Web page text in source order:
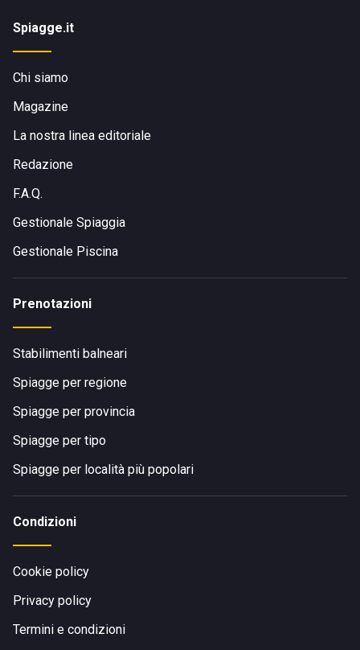
Spiagge.it
Chi siamo
Magazine
La nostra linea editoriale
Redazione
F.A.Q.
Gestionale Spiaggia
Gestionale Piscina
Prenotazioni
Stabilimenti balneari
Spiagge per regione
Spiagge per provincia
Spiagge per tipo
Spiagge per località più popolari
Condizioni
Cookie policy
Privacy policy
Termini e condizioni